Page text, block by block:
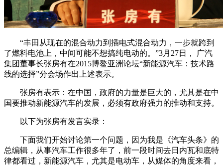
“丰田从现在的混合动力到插电式混合动力，一步就跨到
了燃料电池上，中间可能不想搞纯电动的。”3月27日， 广汽
集团董事长张房有在2015博鳌亚洲论坛“新能源汽车：技术路
线的选择”分会场作出上述表示。
张房有表示：在中国，政府的力量是巨大的，尤其是在中
国要推动新能源汽车的发展，必须有政府强力的推动和支持。
以下为张房有发言实录：
下面我们开始讨论第一个问题，因为我是《汽车头条》的
总编辑，从事汽车工作很多年了，前一段时间去日内瓦和底特
律都看过，新能源汽车，尤其是电动车，从媒体的角度来看，